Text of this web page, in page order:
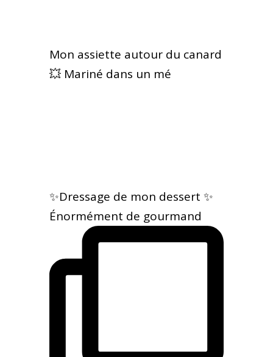
Mon assiette autour du canard
💥 Mariné dans un mé
✨Dressage de mon dessert ✨
Énormément de gourmand